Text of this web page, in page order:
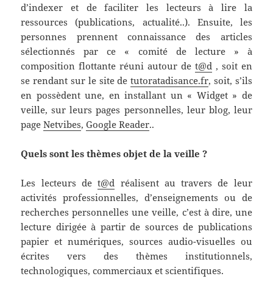
d’indexer et de faciliter les lecteurs à lire la
ressources (publications, actualité..). Ensuite, les
personnes prennent connaissance des articles
sélectionnés par ce « comité de lecture » à
composition flottante réuni autour de t@d, soit en
se rendant sur le site detutoratadisance.fr, soit, s’ils
en possèdent une, en installant un « Widget » de
veille, sur leurs pages personnelles, leur blog, leur
pageNetvibes,Google Reader..
Quels sont les thèmes objet de la veille ?
Les lecteurs det@d réalisent au travers de leur
activités professionnelles, d’enseignements ou de
recherches personnelles une veille, c’est à dire, une
lecture dirigée à partir de sources de publications
papier et numériques, sources audio-visuelles ou
écrites vers des thèmes institutionnels,
technologiques, commerciaux et scientifiques.